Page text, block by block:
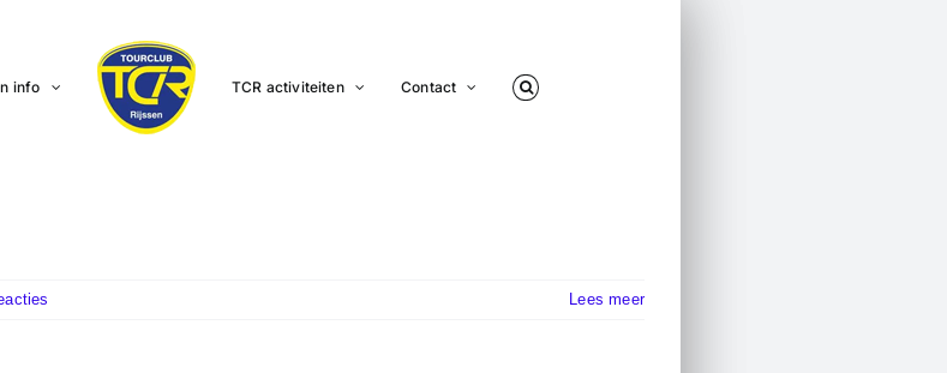
info TCR activiteiten Contact
Lees meer